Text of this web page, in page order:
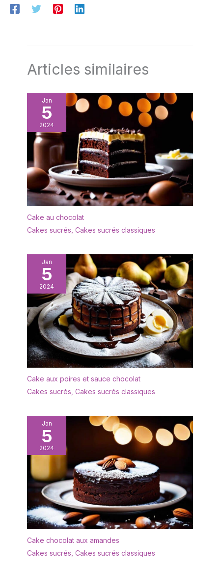
Articles similaires
Jan
5
2024
Cake au chocolat
Cakes sucrés Cakes sucrés classiques
Jan
5
2024
Cake aux poires et sauce chocolat
Cakes sucrés Cakes sucrés classiques
Jan
5
2024
Cake chocolat aux amandes
Cakes sucrés Cakes sucrés classiques